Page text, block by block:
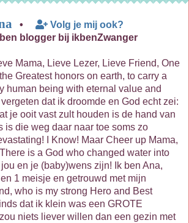
•
Volg je mij ook?
ben blogger bij ikbenZwanger
Mama, Lieve Lezer, Lieve Friend, One
Greatest honors on earth, to carry a
human being with eternal value and
dat ik droomde en God echt zei:
je ooit vast zult houden is de hand van
is die weg daar naar toe soms zo
I Know! Maar Cheer up Mama,
is a God who changed water into
en je (baby)wens zijn! Ik ben Ana,
1 meisje en getrouwd met mijn
who is my strong Hero and Best
dat ik klein was een GROTE
niets liever willen dan een gezin met